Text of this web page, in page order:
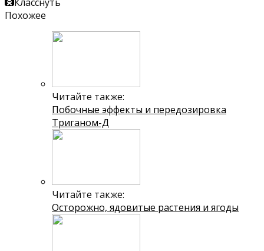
Похожее
Читайте также:
Побочные эффекты и передозировка
Триганом-Д
Читайте также:
Осторожно, ядовитые растения и ягоды